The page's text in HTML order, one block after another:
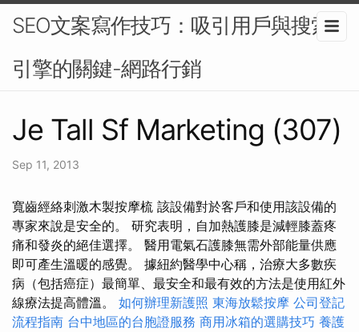
SEO文案寫作技巧：吸引用戶與搜索
引擎的關鍵-網路行銷
Je Tall Sf Marketing (307)
Sep 11, 2013
寬齒經絡刺激木製按摩梳 該設備對於客戶和使用該設備的
專家來說是安全的。 研究表明，自加熱護膝是減輕膝蓋疼
痛和發炎的絕佳選擇。 醫用電氣石護膝無需外部能量供應
即可產生溫暖的感覺。 據紐約醫學中心稱，治療大多數疾
病（包括癌症）最簡單、最安全和最有效的方法是使用紅外
線療法提高體溫。 如何辦理新護照 東海放鬆按摩 公司登記
流程指南 台中地區的台胞證服務 商用冰箱的選購技巧 養護